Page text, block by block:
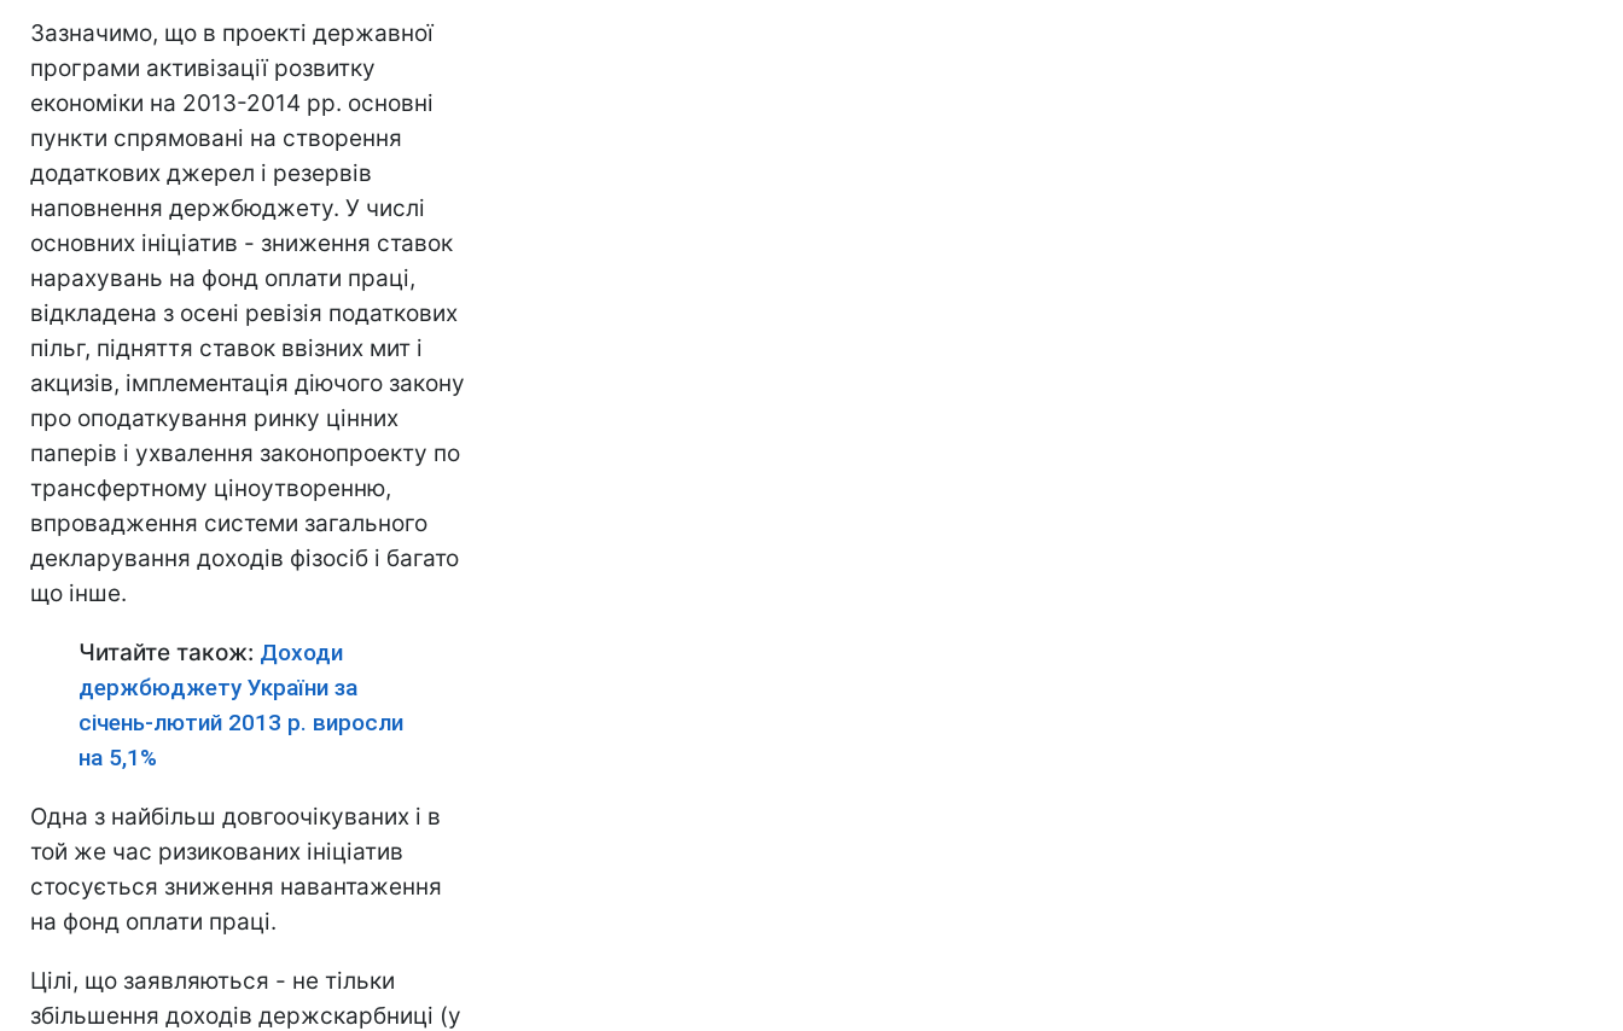
Зазначимо, що в проекті державної
програми активізації розвитку
економіки на 2013-2014 рр. основні
пункти спрямовані на створення
додаткових джерел і резервів
наповнення держбюджету. У числі
основних ініціатив - зниження ставок
нарахувань на фонд оплати праці,
відкладена з осені ревізія податкових
пільг, підняття ставок ввізних мит і
акцизів, імплементація діючого закону
про оподаткування ринку цінних
паперів і ухвалення законопроекту по
трансфертному ціноутворенню,
впровадження системи загального
декларування доходів фізосіб і багато
що інше.
Читайте також: Доходи
держбюджету України за
січень-лютий 2013 р. виросли
на 5,1%
Одна з найбільш довгоочікуваних і в
той же час ризикованих ініціатив
стосується зниження навантаження
на фонд оплати праці.
Цілі, що заявляються - не тільки
збільшення доходів держскарбниці (у